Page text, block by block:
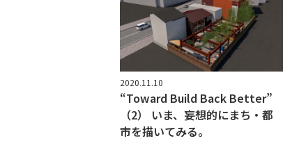
2020.11.10
“Toward Build Back Better”
（2） いま、妄想的にまち・都
市を描いてみる。